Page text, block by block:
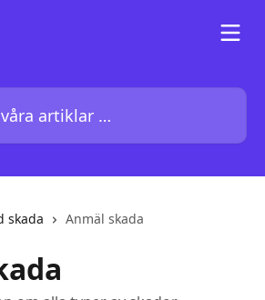
…
skada Anmäl skada